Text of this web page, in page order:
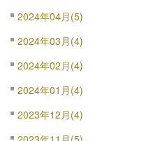
2024年04月(5)
2024年03月(4)
2024年02月(4)
2024年01月(4)
2023年12月(4)